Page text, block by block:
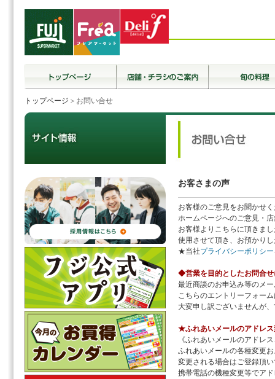
トップページ ＞お問い合せ
お客さまの声
お客様のご意見をお聞かせ
ホームページへのご意見・
お客様よりこちらに頂きま
使用させて頂き、お預かり
★当社プライバシーポリシー
◆営業を目的としたお問合
最近商談のお申込み等のメ
こちらのエントリーフォー
大変申し訳ございませんが
★ふれあいメールのアドレ
《ふれあいメールのアドレ
ふれあいメールの各種変更
変更される場合はご登録頂
携帯電話の機種変更等でア